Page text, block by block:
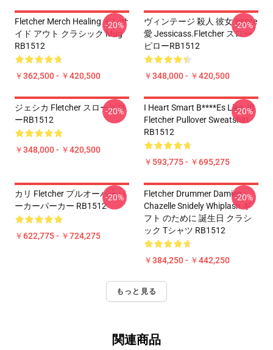
Fletcher Merch Healing インサ
イド アウト クラシック Mug
RB1512
￥362,500 - ￥420,500
-20%
ヴィンテージ 殺人 彼女 Wrote
愛 Jessicass.Fletcher スロー
ピローRB1512
￥348,000 - ￥420,500
-20%
ジェシカ Fletcher スローピロ
ーRB1512
￥348,000 - ￥420,500
-20%
I Heart Smart B****es Like JB
Fletcher Pullover Sweatshirt
RB1512
￥593,775 - ￥695,275
-20%
カリ Fletcher プルオーバーパ
ーカーパーカー RB1512
￥622,775 - ￥724,275
-20%
Fletcher Drummer Damien
Chazelle Snidely Whiplash ギ
フト のために 誕生日 クラシ
ック Tシャツ RB1512
￥384,250 - ￥442,250
-20%
もっと見る
関連商品